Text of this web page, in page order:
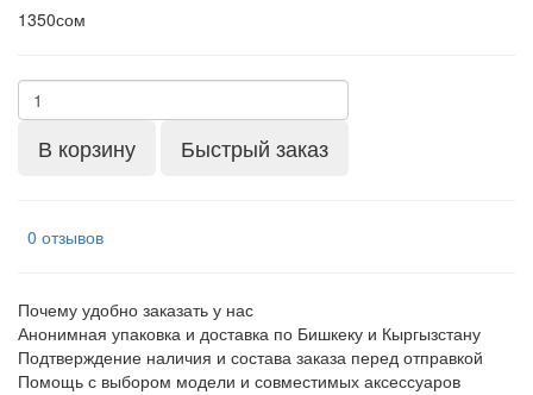
1350сом
В корзину Быстрый заказ
0 отзывов
Почему удобно заказать у нас
Анонимная упаковка и доставка по Бишкеку и Кыргызстану
Подтверждение наличия и состава заказа перед отправкой
Помощь с выбором модели и совместимых аксессуаров